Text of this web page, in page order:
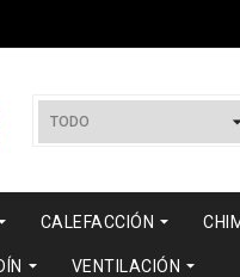
CALEFACCIÓN 
 VENTILACIÓN 